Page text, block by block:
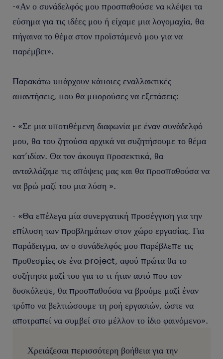
-«Αν ο συνάδελφός μου προσπαθούσε να κλέψει τα
εύσημα για τις ιδέες μου ή είχαμε μια λογομαχία, θα
πήγαινα το θέμα στον προϊστάμενό μου για να
παρέμβει».
Παρακάτω υπάρχουν κάποιες εναλλακτικές
απαντήσεις, που θα μπορούσες να εξετάσεις:
- «Σε μια υποτιθέμενη διαφωνία με έναν συνάδελφό
μου, θα του ζητούσα αρχικά να συζητήσουμε το θέμα
κατ’ιδίαν. Θα τον άκουγα προσεκτικά, θα
ανταλλάζαμε τις απόψεις μας και θα προσπαθούσα να
να βρώ μαζί του μια λύση ».
- «Θα επέλεγα μία συνεργατική προσέγγιση για την
επίλυση των προβλημάτων στον χώρο εργασίας. Για
παράδειγμα, αν ο συνάδελφός μου παρέβλεπε τις
προθεσμίες σε ένα project, αφού πρώτα θα το
συζήτησα μαζί του για το τι ήταν αυτό που τον
δυσκόλεψε, θα προσπαθούσα να βρούμε μαζί έναν
τρόπο να βελτιώσουμε τη ροή εργασιών, ώστε να
αποτραπεί να συμβεί στο μέλλον το ίδιο φαινόμενο».
Χρειάζεσαι περισσότερη βοήθεια για την